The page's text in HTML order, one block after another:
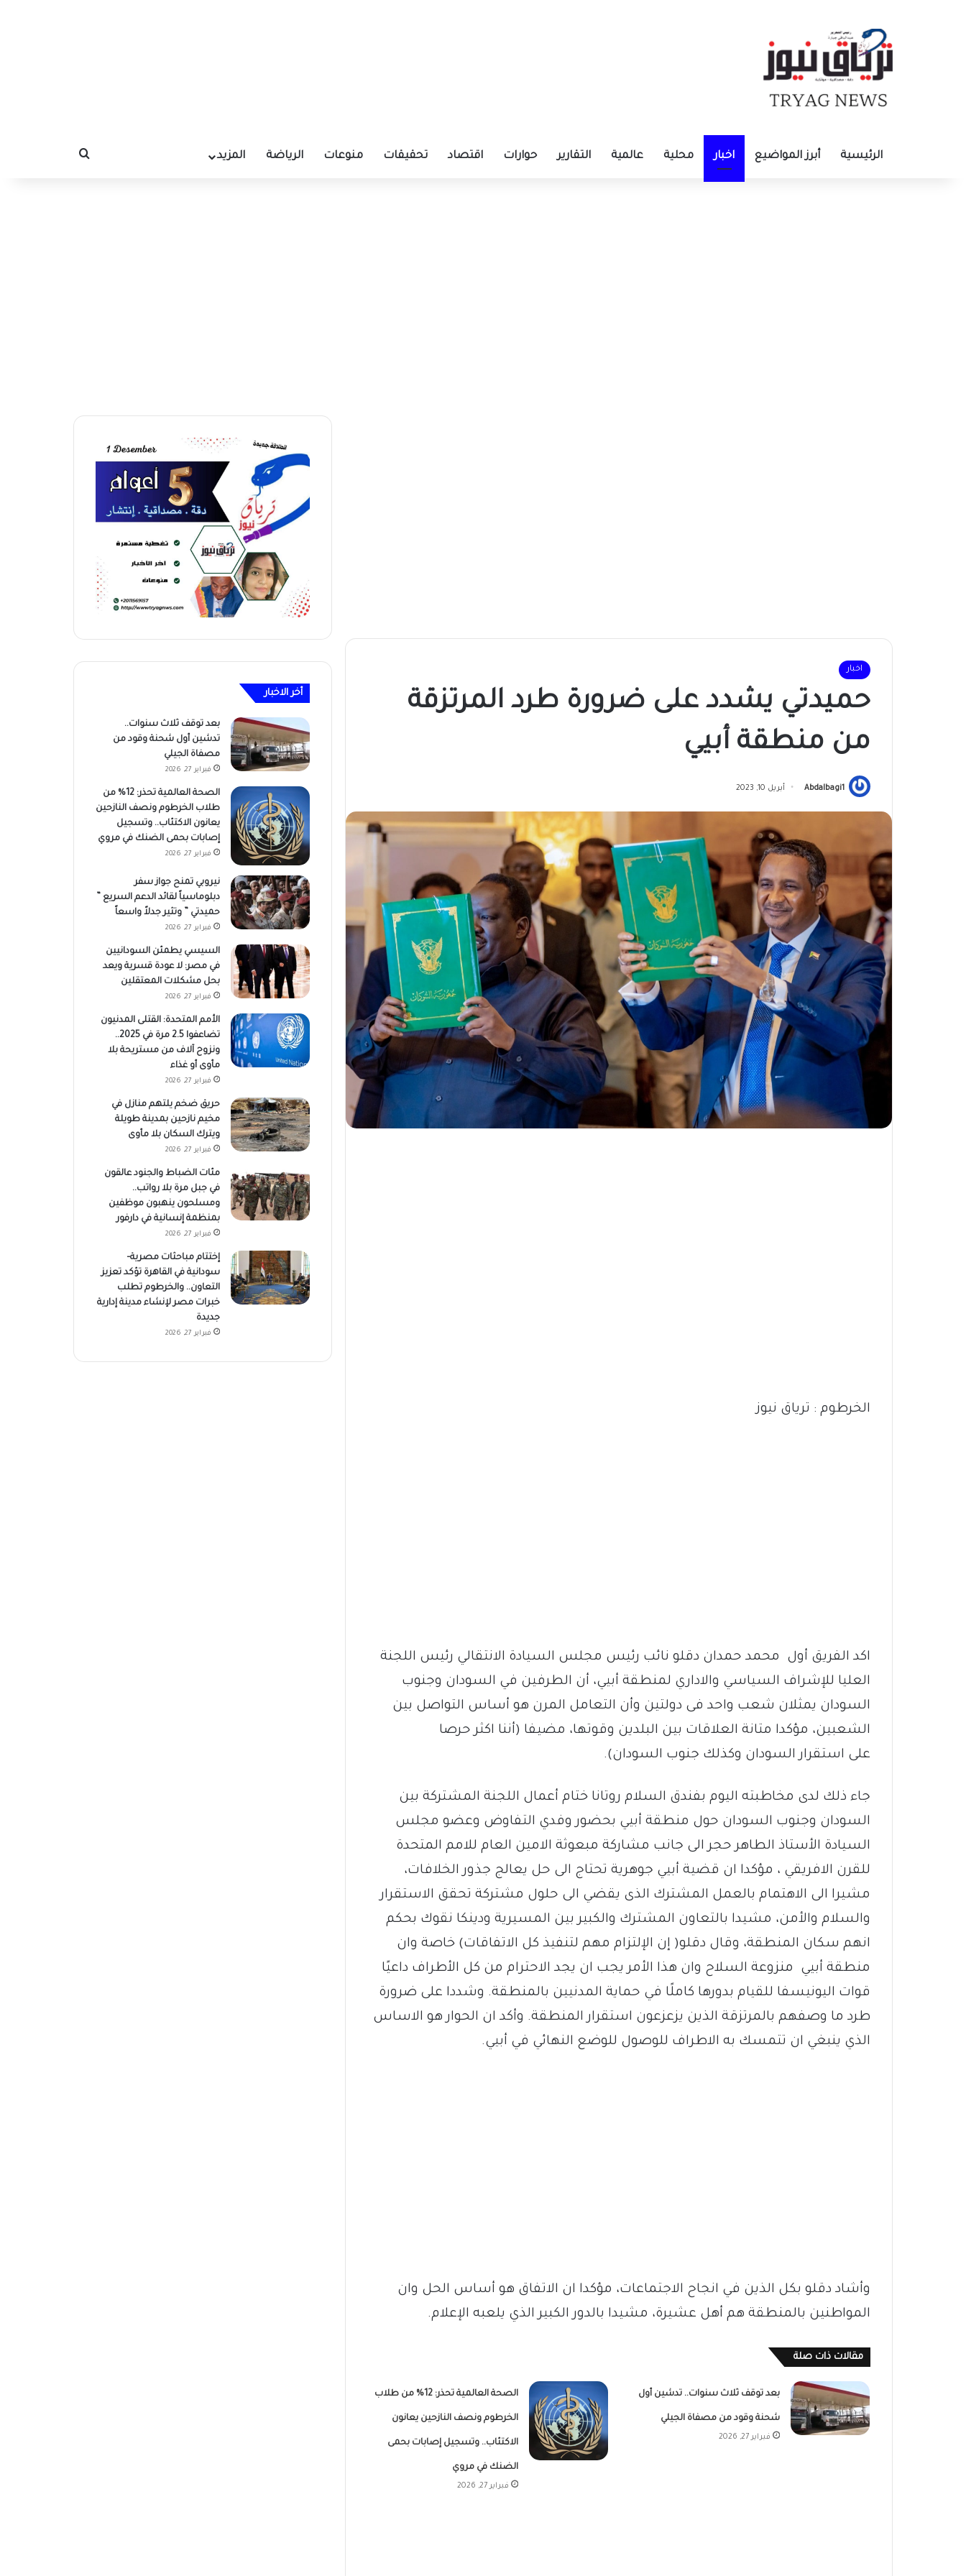
الرئيسية أبرز المواضيع اخبار محلية عالمية التقارير حوارات اقتصاد تحقيقات منوعات الرياضة المزيد بحث عن
اخبار
حميدتي يشدد على ضرورة طرد المرتزقة
من منطقة أبيي
Abdalbagi1 أبريل 10, 2023
الخرطوم : ترياق نيوز
اكد الفريق أول محمد حمدان دقلو نائب رئيس مجلس السيادة الانتقالي رئيس اللجنة
العليا للإشراف السياسي والاداري لمنطقة أبيي، أن الطرفين في السودان وجنوب
السودان يمثلان شعب واحد فى دولتين وأن التعامل المرن هو أساس التواصل بين
الشعبين، مؤكدا متانة العلاقات بين البلدين وقوتها، مضيفا (أننا اكثر حرصا
على استقرار السودان وكذلك جنوب السودان).
جاء ذلك لدى مخاطبته اليوم بفندق السلام روتانا ختام أعمال اللجنة المشتركة بين
السودان وجنوب السودان حول منطقة أبيي بحضور وفدي التفاوض وعضو مجلس
السيادة الأستاذ الطاهر حجر الى جانب مشاركة مبعوثة الامين العام للامم المتحدة
للقرن الافريقي ، مؤكدا ان قضية أبيي جوهرية تحتاج الى حل يعالج جذور الخلافات،
مشيرا الى الاهتمام بالعمل المشترك الذى يقضي الى حلول مشتركة تحقق الاستقرار
والسلام والأمن، مشيدا بالتعاون المشترك والكبير بين المسيرية ودينكا نقوك بحكم
انهم سكان المنطقة، وقال دقلو( إن الإلتزام مهم لتنفيذ كل الاتفاقات) خاصة وان
منطقة أبيي منزوعة السلاح وان هذا الأمر يجب ان يجد الاحترام من كل الأطراف داعيًا
قوات اليونيسفا للقيام بدورها كاملًا في حماية المدنيين بالمنطقة. وشددا على ضرورة
طرد ما وصفهم بالمرتزقة الذين يزعزعون استقرار المنطقة. وأكد ان الحوار هو الاساس
الذي ينبغي ان تتمسك به الاطراف للوصول للوضع النهائي في أبيي.
وأشاد دقلو بكل الذين في انجاح الاجتماعات، مؤكدا ان الاتفاق هو أساس الحل وان
المواطنين بالمنطقة هم أهل عشيرة، مشيدا بالدور الكبير الذي يلعبه الإعلام.
مقالات ذات صلة
بعد توقف ثلاث سنوات.. تدشين أول
شحنة وقود من مصفاة الجيلي
فبراير 27, 2026
الصحة العالمية تحذر: 12% من طلاب
الخرطوم ونصف النازحين يعانون
الاكتئاب.. وتسجيل إصابات بحمى
الضنك في مروي
فبراير 27, 2026
أخر الاخبار
بعد توقف ثلاث سنوات..
تدشين أول شحنة وقود من
مصفاة الجيلي
فبراير 27, 2026
الصحة العالمية تحذر: 12% من
طلاب الخرطوم ونصف النازحين
يعانون الاكتئاب.. وتسجيل
إصابات بحمى الضنك في مروي
فبراير 27, 2026
نيروبي تمنح جواز سفر
دبلوماسياً لقائد الدعم السريع ”
حميدتي ” وتثير جدلاً واسعاً
فبراير 27, 2026
السيسي يطمئن السودانيين
في مصر: لا عودة قسرية ويعد
بحل مشكلات المعتقلين
فبراير 27, 2026
الأمم المتحدة: القتلى المدنيون
تضاعفوا 2.5 مرة في 2025..
ونزوح آلاف من مستريحة بلا
مأوى أو غذاء
فبراير 27, 2026
حريق ضخم يلتهم منازل في
مخيم نازحين بمدينة طويلة
ويترك السكان بلا مأوى
فبراير 27, 2026
مئات الضباط والجنود عالقون
في جبل مرة بلا رواتب..
ومسلحون ينهبون موظفين
بمنظمة إنسانية في دارفور
فبراير 27, 2026
إختتام مباحثات مصرية–
سودانية في القاهرة تؤكد تعزيز
التعاون.. والخرطوم تطلب
خبرات مصر لإنشاء مدينة إدارية
جديدة
فبراير 27, 2026